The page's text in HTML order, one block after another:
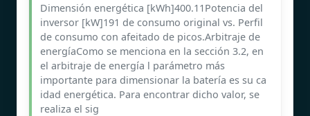
Dimensión energética [kWh]400.11Potencia del
inversor [kW]191 de consumo original vs. Perfil
de consumo con afeitado de picos.Arbitraje de
energíaComo se menciona en la sección 3.2, en
el arbitraje de energía l parámetro más
importante para dimensionar la batería es su ca
idad energética. Para encontrar dicho valor, se
realiza el sig